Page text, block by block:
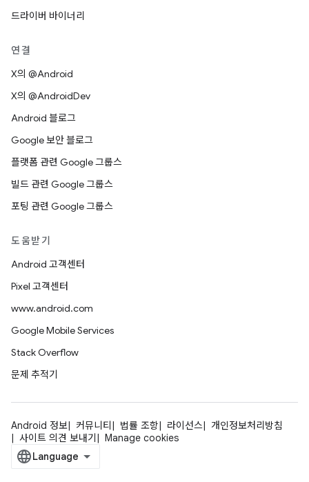
드라이버 바이너리
연결
X의 @Android
X의 @AndroidDev
Android 블로그
Google 보안 블로그
플랫폼 관련 Google 그룹스
빌드 관련 Google 그룹스
포팅 관련 Google 그룹스
도움받기
Android 고객센터
Pixel 고객센터
www.android.com
Google Mobile Services
Stack Overflow
문제 추적기
Android 정보 커뮤니티 법률 조항 라이선스
개인정보처리방침
사이트 의견 보내기
Manage cookies